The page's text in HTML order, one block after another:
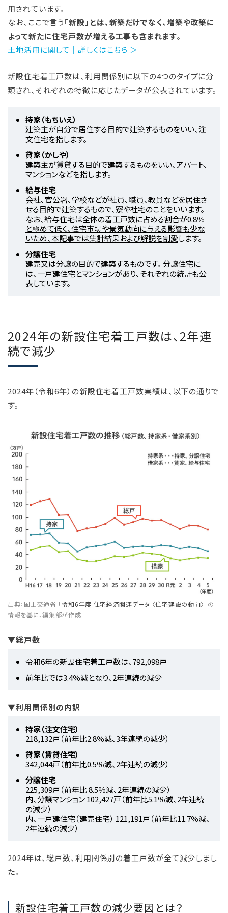
用されています。
なお、ここで言う「新設」とは、新築だけでなく、増築や改築に
よって新たに住宅戸数が増える工事も含まれます。
土地活用に関して｜詳しくはこちら ＞
新設住宅着工戸数は、利用関係別に以下の4つのタイプに分
類され、それぞれの特徴に応じたデータが公表されています。
持家（もちいえ）
建築主が自分で居住する目的で建築するものをいい、注
文住宅を指します。
貸家（かしや）
建築主が賃貸する目的で建築するものをいい、アパート、
マンションなどを指します。
給与住宅
会社、官公署、学校などが社員、職員、教員などを居住さ
せる目的で建築するもので、寮や社宅のことをいいます。
なお、給与住宅は全体の着工戸数に占める割合が0.8％
と極めて低く、住宅市場や景気動向に与える影響も少な
いため、本記事では集計結果および解説を割愛します。
分譲住宅
建売又は分譲の目的で建築するものです。 分譲住宅に
は、一戸建住宅とマンションがあり、それぞれの統計も公
表しています。
2024年の新設住宅着工戸数は、2年連
続で減少
2024年（令和6年）の新設住宅着工戸数実績は、以下の通りで
す。
出典：国土交通省 「令和6年度 住宅経済関連データ 〈住宅建設の動向〉 」の
情報を基に、編集部が作成
▼総戸数
令和6年の新設住宅着工戸数は、792,098戸
前年比では3.4％減となり、2年連続の減少
▼利用関係別の内訳
持家（注文住宅）
218,132戸（前年比2.8％減、3年連続の減少）
貸家（賃貸住宅）
342,044戸（前年比0.5％減、2年連続の減少）
分譲住宅
225,309戸（前年比 8.5％減、2年連続の減少）
内、分譲マンション 102,427戸（前年比5.1％減、2年連続
の減少）
内、一戸建住宅（建売住宅） 121,191戸（前年比11.7％減、
2年連続の減少）
2024年は、総戸数、利用関係別の着工戸数が全て減少しまし
た。
新設住宅着工戸数の減少要因とは？